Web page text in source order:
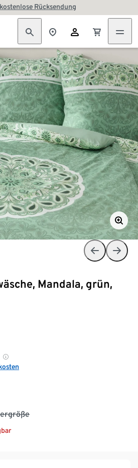
Rücksendung
Mandala, grün,